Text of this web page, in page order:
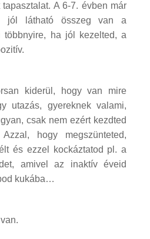
A 6-7. évben már
jól látható összeg van a
többnyire, ha jól kezelted, a
kiderül, hogy van mire
utazás, gyereknek valami,
csak nem ezért kezdted
hogy megszünteted,
és ezzel kockáztatod pl. a
amivel az inaktív éveid
kukába…